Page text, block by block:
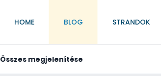
HOME BLOG STRANDOK
Összes megjelenítése